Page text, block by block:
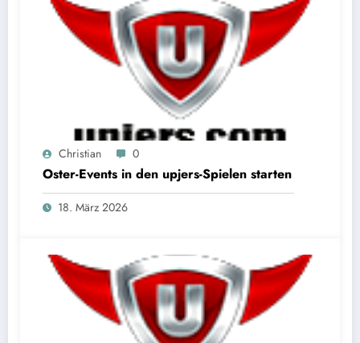
Christian 0
Oster-Events in den upjers-Spielen starten
18. März 2026